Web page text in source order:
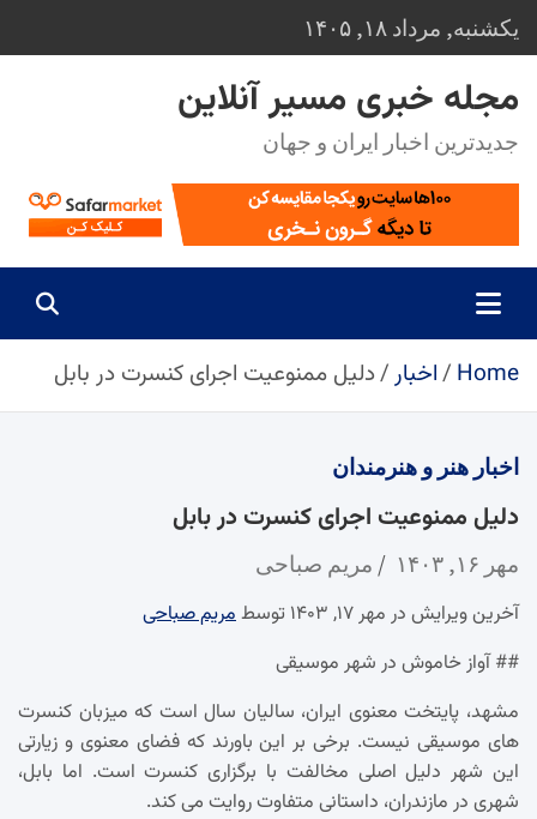
Skip
to
content
یکشنبه, مرداد ۱۸, ۱۴۰۵
مجله خبری مسیر آنلاین
جدیدترین اخبار ایران و جهان
Home اخبار دلیل ممنوعیت اجرای کنسرت در بابل
اخبار هنر و هنرمندان
دلیل ممنوعیت اجرای کنسرت در بابل
مهر ۱۶, ۱۴۰۳ مریم صباحی
آخرین ویرایش در مهر ۱۷, ۱۴۰۳ توسط
مریم صباحی
## آواز خاموش در شهر موسیقی
مشهد، پایتخت معنوی ایران، سالیان سال است که میزبان کنسرت
های موسیقی نیست. برخی بر این باورند که فضای معنوی و زیارتی
این شهر دلیل اصلی مخالفت با برگزاری کنسرت است. اما بابل،
شهری در مازندران، داستانی متفاوت روایت می کند.